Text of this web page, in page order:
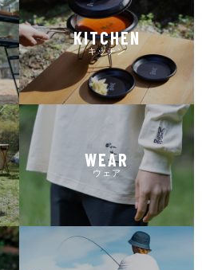
KITCHEN
キッチン
WEAR
ウェア